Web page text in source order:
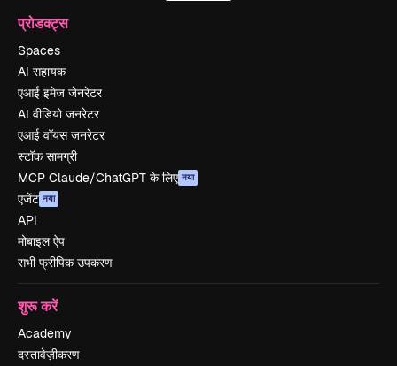
प्रोडक्ट्स
Spaces
AI सहायक
एआई इमेज जेनरेटर
AI वीडियो जनरेटर
एआई वॉयस जनरेटर
स्टॉक सामग्री
MCP Claude/ChatGPT के लिए नया
एजेंट नया
API
मोबाइल ऐप
सभी फ्रीपिक उपकरण
शुरू करें
Academy
दस्तावेज़ीकरण